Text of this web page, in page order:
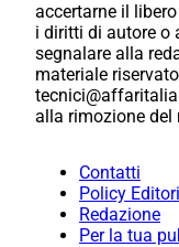
accertarne il
i diritti di autore o
segnalare alla
materiale
alla rimozione del
Contatti
Policy
Redazione
Per la tua